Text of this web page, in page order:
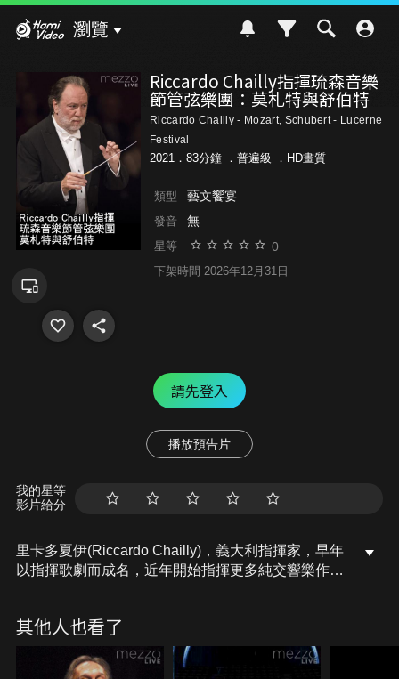
瀏覽
Riccardo Chailly指揮琉森音樂
節管弦樂團：莫札特與舒伯特
Riccardo Chailly - Mozart, Schubert - Lucerne
Festival
2021．83分鐘 ． 普遍級 ．HD畫質
類型 藝文饗宴
發音 無
星等 0
下架時間 2026年12月31日
請先登入
播放預告片
我的星等
影片給分
里卡多夏伊(Riccardo Chailly)，義大利指揮家，早年
以指揮歌劇而成名，近年開始指揮更多純交響樂作
前，他曾擔任萊比錫布商大廈管弦樂團、皇家音樂廳
管弦樂團、柏林廣播交響樂團、博洛尼亞市政劇院首
席指揮，米蘭威爾第管弦樂團首任音樂總監和倫敦愛
其他人也看了